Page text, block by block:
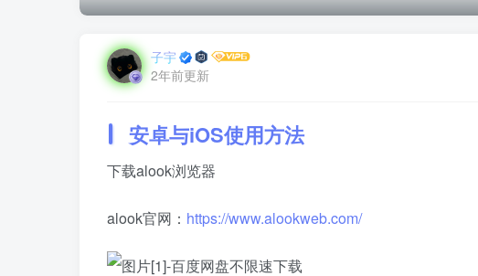
子宇
2年前更新
安卓与iOS使用方法
下载alook浏览器
alook官网： https://www.alookweb.com/